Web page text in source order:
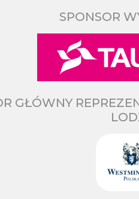
SPONSOR
GŁÓWNY